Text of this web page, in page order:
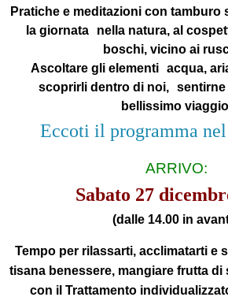
Pratiche e meditazioni con tamburo
la giornata nella natura, al
boschi, vicino ai
Ascoltare gli elementi acqua,
scoprirli dentro di noi,
bellissimo
Eccoti il programma
ARRIVO:
Sabato 27
(dalle 14.00 in
Tempo per rilassarti, acclimatarti e
tisana benessere, mangiare frutta
con il Trattamento